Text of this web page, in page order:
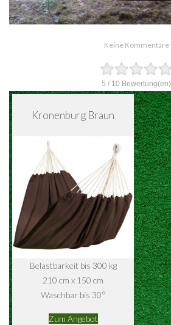
Keine Kommentare
5 / 10 Bewertung(en)
Kronenburg Braun
Belastbarkeit bis 300 kg
210 cm x 150 cm
Waschbar bis 30°
Zum Angebot